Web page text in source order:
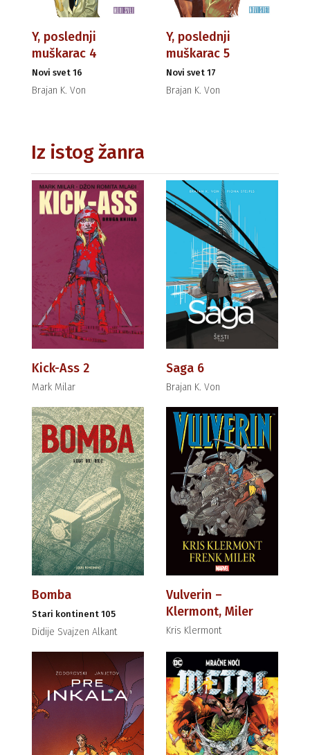
Y, poslednji
muškarac 4
Novi svet 16
Brajan K. Von
Y, poslednji
muškarac 5
Novi svet 17
Brajan K. Von
Iz istog žanra
Kick-Ass 2
Mark Milar
Saga 6
Brajan K. Von
Bomba
Stari kontinent 105
Didije Svajzen Alkant
Vulverin –
Klermont, Miler
Kris Klermont